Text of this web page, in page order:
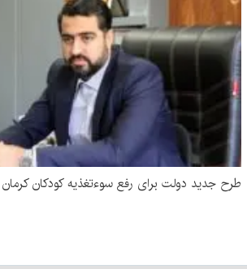
طرح جدید دولت برای رفع سوءتغذیه کودکان کرمان